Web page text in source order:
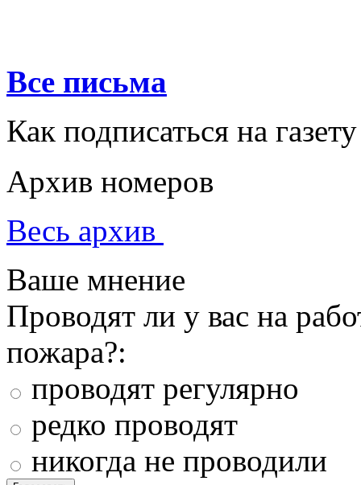
Все письма
Как подписаться на газету
Архив номеров
Весь архив
Ваше мнение
Проводят ли у вас на
пожара?:
проводят регулярно
редко проводят
никогда не проводили